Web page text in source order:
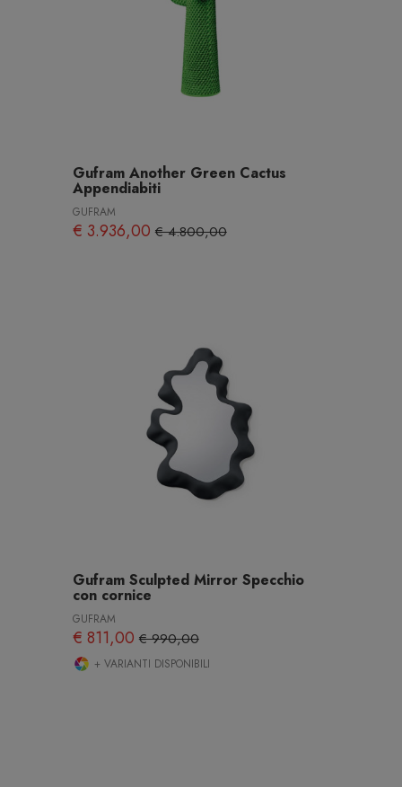
Gufram Another Green Cactus
Appendiabiti
GUFRAM
€ 3.936,00€ 4.800,00
Gufram Sculpted Mirror Specchio
con cornice
GUFRAM
€ 811,00€ 990,00
+ VARIANTI DISPONIBILI